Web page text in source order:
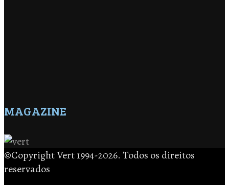
MAGAZINE
©Copyright Vert 1994-2026. Todos os direitos
reservados